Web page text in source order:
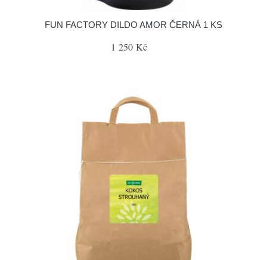
FUN FACTORY DILDO AMOR ČERNÁ 1 KS
1 250 Kč